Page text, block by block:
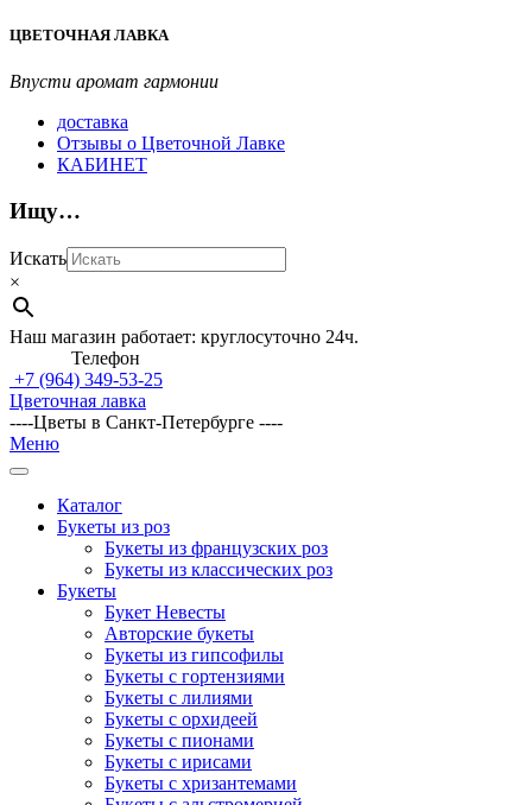
Перейти
содержимому
ЦВЕТОЧНАЯ ЛАВКА
Впусти аромат гармонии
доставка
Отзывы о Цветочной Лавке
КАБИНЕТ
Ищу…
Искать
×
Наш магазин работает: круглосуточно 24ч.
Телефон
+7 (964) 349-53-25
Цветочная лавка
----Цветы в Санкт-Петербурге ----
Главное
навигационное
Меню
Каталог
Букеты из роз
Букеты из французских роз
Букеты из классических роз
Букеты
Букет Невесты
Авторские букеты
Букеты из гипсофилы
Букеты с гортензиями
Букеты с лилиями
Букеты с орхидеей
Букеты с пионами
Букеты с ирисами
Букеты с хризантемами